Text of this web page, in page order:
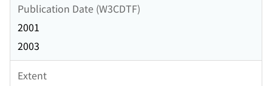
Publication Date (W3CDTF)
2001
2003
Extent